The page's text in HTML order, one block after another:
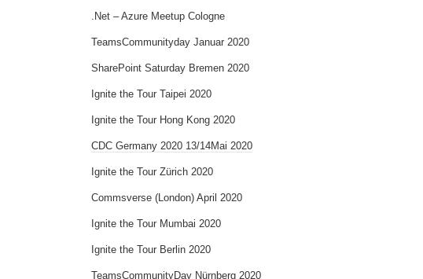
.Net – Azure Meetup Cologne
TeamsCommunityday Januar 2020
SharePoint Saturday Bremen 2020
Ignite the Tour Taipei 2020
Ignite the Tour Hong Kong 2020
CDC Germany 2020 13/14Mai 2020
Ignite the Tour Zürich 2020
Commsverse (London) April 2020
Ignite the Tour Mumbai 2020
Ignite the Tour Berlin 2020
TeamsCommunityDay Nürnberg 2020